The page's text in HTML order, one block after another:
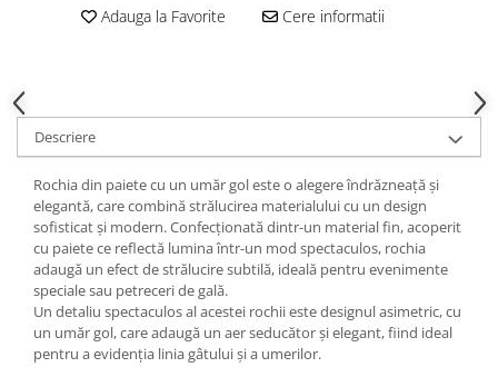
Adauga la Favorite Cere informatii
Descriere
Rochia din paiete cu un umăr gol este o alegere îndrăzneață și
elegantă, care combină strălucirea materialului cu un design
sofisticat și modern. Confecționată dintr-un material fin, acoperit
cu paiete ce reflectă lumina într-un mod spectaculos, rochia
adaugă un efect de strălucire subtilă, ideală pentru evenimente
speciale sau petreceri de gală.
Un detaliu spectaculos al acestei rochii este designul asimetric, cu
un umăr gol, care adaugă un aer seducător și elegant, fiind ideal
pentru a evidenția linia gâtului și a umerilor.